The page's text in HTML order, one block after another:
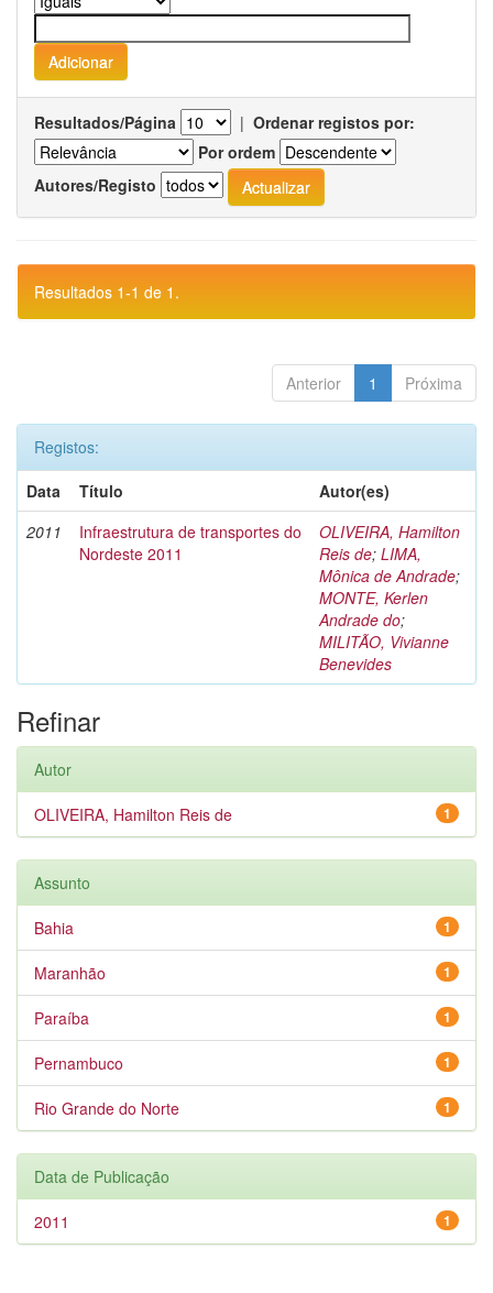
Resultados/Página | Ordenar registos por:
Por ordem
Autores/Registo
Resultados 1-1 de 1.
Anterior 1 Próxima
Registos:
Data
Título
Autor(es)
2011
Infraestrutura de transportes do
Nordeste 2011
OLIVEIRA, Hamilton
Reis de; LIMA,
Mônica de Andrade;
MONTE, Kerlen
Andrade do;
MILITÃO, Vivianne
Benevides
Refinar
Autor
1
OLIVEIRA, Hamilton Reis de
Assunto
1
Bahia
1
Maranhão
1
Paraíba
1
Pernambuco
1
Rio Grande do Norte
Data de Publicação
1
2011